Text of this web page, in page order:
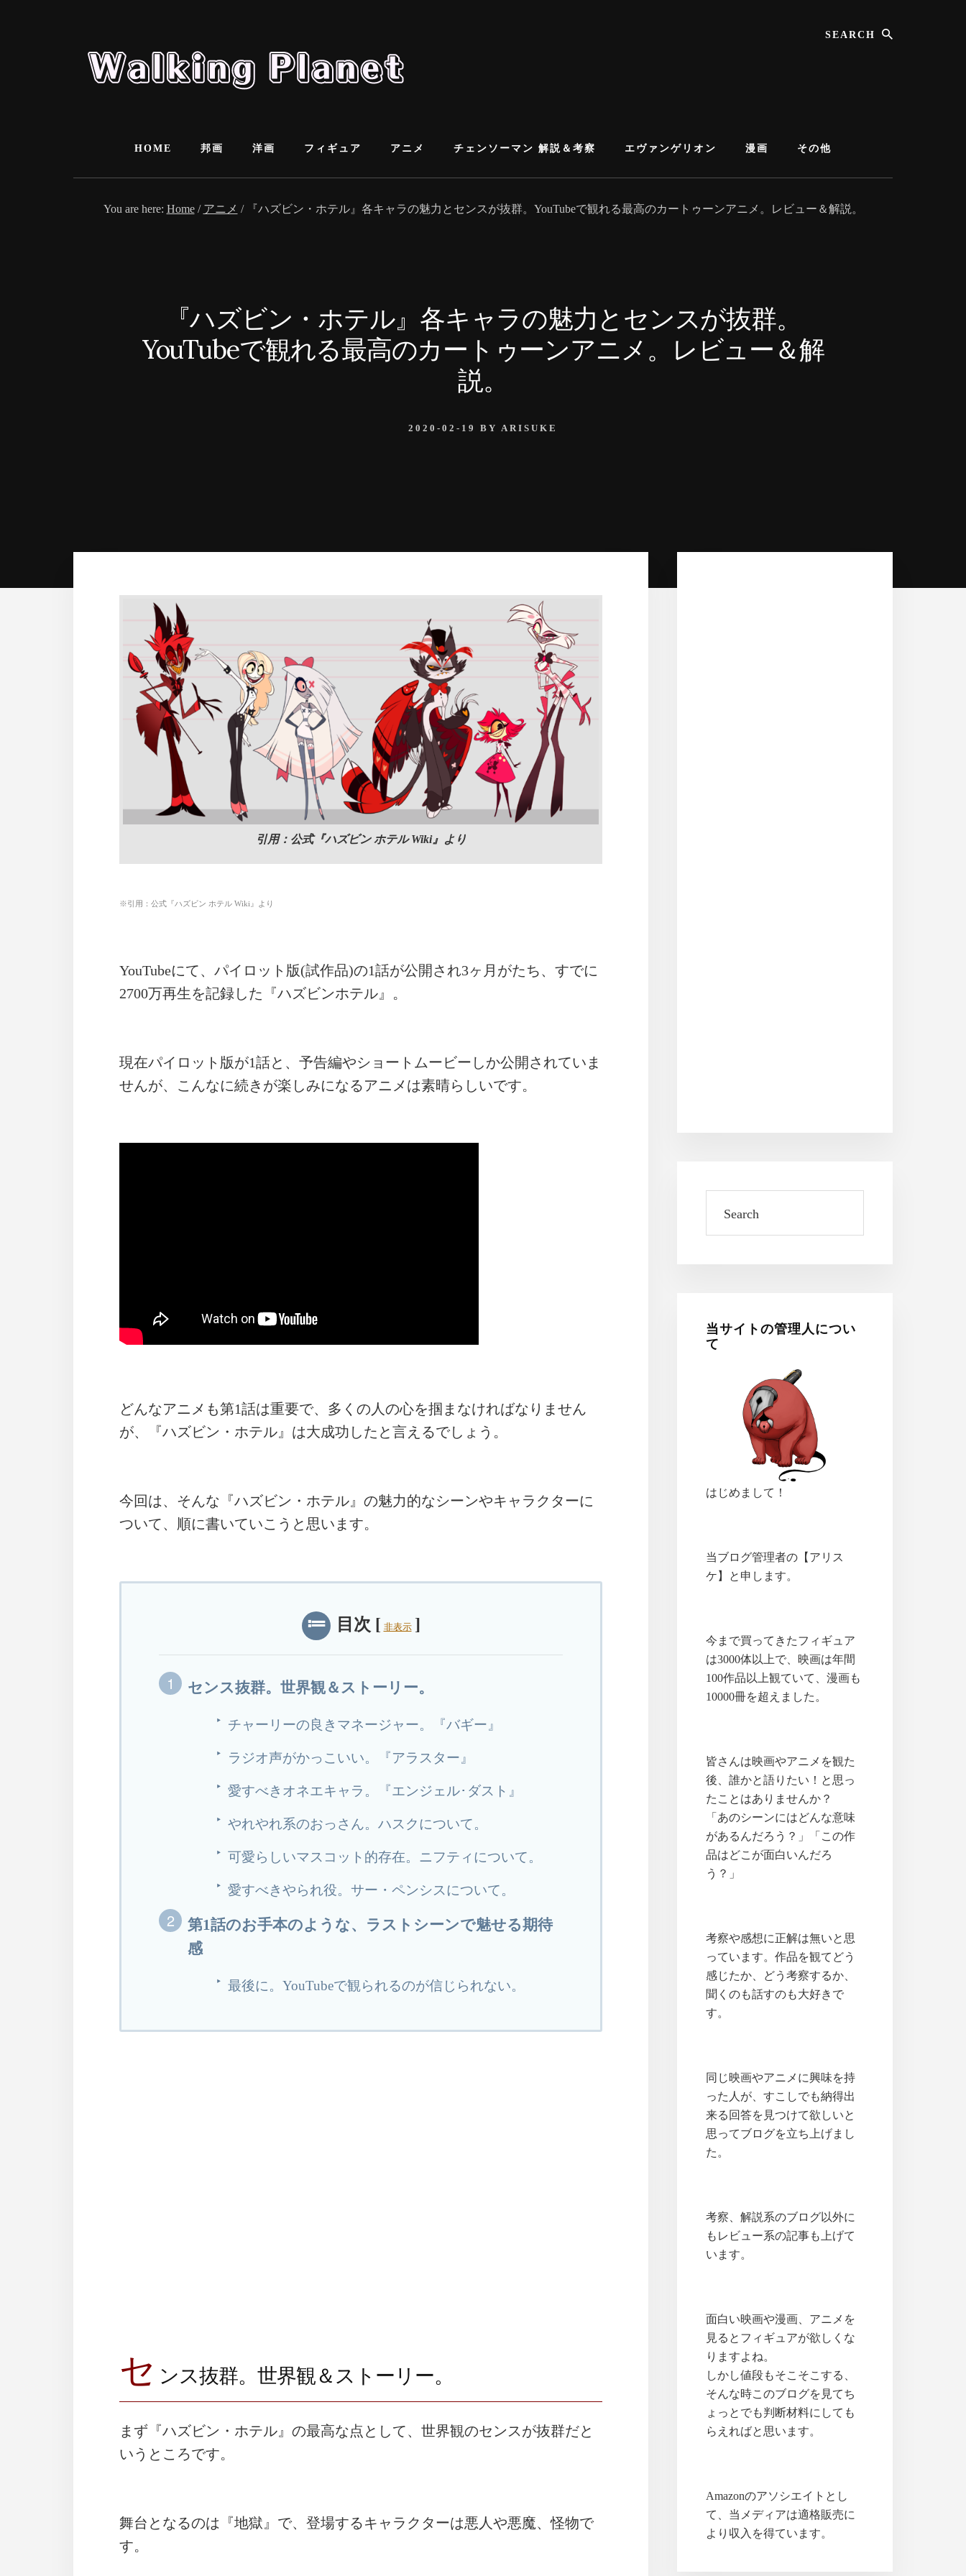
HOME 邦画 洋画 フィギュア アニメ チェンソーマン 解説＆考察 エヴァンゲリオン 漫画 その他
You are here: Home / アニメ /『ハズビン・ホテル』各キャラの魅力とセンスが抜群。YouTubeで観れる最高のカートゥーンアニメ。レビュー＆解説。
『ハズビン・ホテル』各キャラの魅力とセンスが抜群。
YouTubeで観れる最高のカートゥーンアニメ。レビュー＆解
説。
2020-02-19 BY ARISUKE
引用：公式『ハズビン ホテル Wiki』より
※引用：公式『ハズビン ホテル Wiki』より
YouTubeにて、パイロット版(試作品)の1話が公開され3ヶ月がたち、すでに
2700万再生を記録した『ハズビンホテル』。
現在パイロット版が1話と、予告編やショートムービーしか公開されていま
せんが、こんなに続きが楽しみになるアニメは素晴らしいです。
どんなアニメも第1話は重要で、多くの人の心を掴まなければなりません
が、『ハズビン・ホテル』は大成功したと言えるでしょう。
今回は、そんな『ハズビン・ホテル』の魅力的なシーンやキャラクターに
ついて、順に書いていこうと思います。
目次 [ 非表示 ]
センス抜群。世界観＆ストーリー。
チャーリーの良きマネージャー。『バギー』
ラジオ声がかっこいい。『アラスター』
愛すべきオネエキャラ。『エンジェル･ダスト』
やれやれ系のおっさん。ハスクについて。
可愛らしいマスコット的存在。ニフティについて。
愛すべきやられ役。サー・ペンシスについて。
第1話のお手本のような、ラストシーンで魅せる期待
感
最後に。YouTubeで観られるのが信じられない。
セ ンス抜群。世界観＆ストーリー。
まず『ハズビン・ホテル』の最高な点として、世界観のセンスが抜群だと
いうところです。
舞台となるのは『地獄』で、登場するキャラクターは悪人や悪魔、怪物で
す。
Sidebar
当サイトの管理人につい
て
はじめまして！
当ブログ管理者の【アリス
ケ】と申します。
今まで買ってきたフィギュア
は3000体以上で、映画は年間
100作品以上観ていて、漫画も
10000冊を超えました。
皆さんは映画やアニメを観た
後、誰かと語りたい！と思っ
たことはありませんか？
「あのシーンにはどんな意味
があるんだろう？」「この作
品はどこが面白いんだろ
う？」
考察や感想に正解は無いと思
っています。作品を観てどう
感じたか、どう考察するか、
聞くのも話すのも大好きで
す。
同じ映画やアニメに興味を持
った人が、すこしでも納得出
来る回答を見つけて欲しいと
思ってブログを立ち上げまし
た。
考察、解説系のブログ以外に
もレビュー系の記事も上げて
います。
面白い映画や漫画、アニメを
見るとフィギュアが欲しくな
りますよね。
しかし値段もそこそこする、
そんな時このブログを見てち
ょっとでも判断材料にしても
らえればと思います。
Amazonのアソシエイトとし
て、当メディアは適格販売に
より収入を得ています。